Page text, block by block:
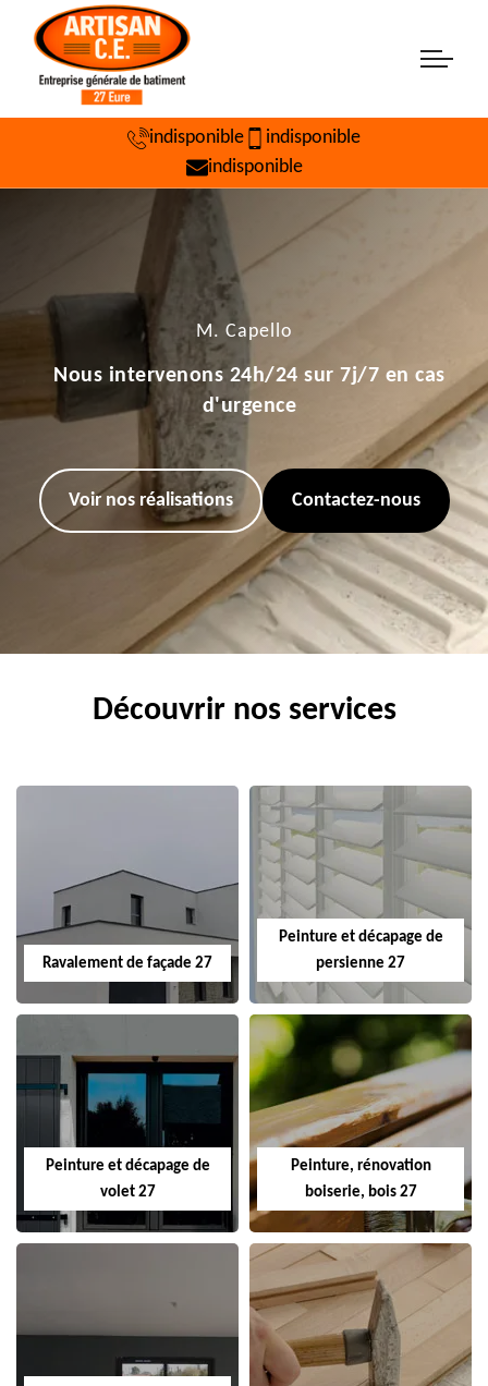
indisponible
indisponible
indisponible
M. Capello
Nous intervenons 24h/24 sur 7j/7 en cas
d'urgence
Voir nos réalisations Contactez-nous
Découvrir nos services
Ravalement de façade 27
Peinture et décapage de
persienne 27
Peinture et décapage de
volet 27
Peinture, rénovation
boiserie, bois 27